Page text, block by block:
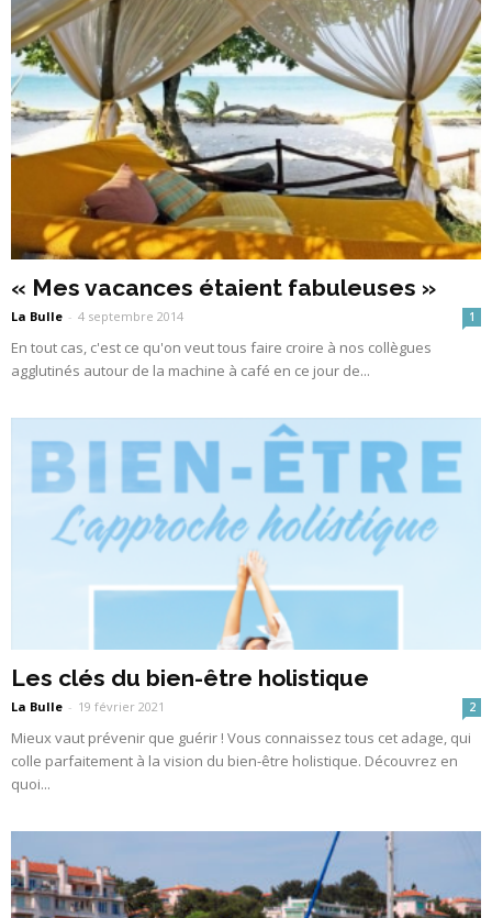
« Mes vacances étaient fabuleuses »
La Bulle - 4 septembre 2014 1
En tout cas, c'est ce qu'on veut tous faire croire à nos collègues
agglutinés autour de la machine à café en ce jour de...
Les clés du bien-être holistique
La Bulle - 19 février 2021 2
Mieux vaut prévenir que guérir ! Vous connaissez tous cet adage, qui
colle parfaitement à la vision du bien-être holistique. Découvrez en
quoi...